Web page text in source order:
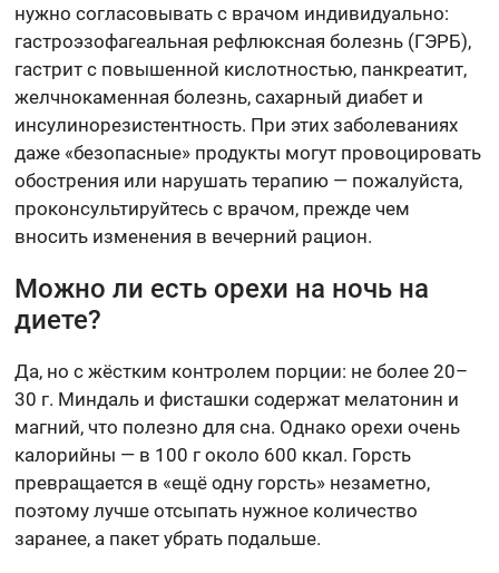
нужно согласовывать с врачом индивидуально:
гастроэзофагеальная рефлюксная болезнь (ГЭРБ),
гастрит с повышенной кислотностью, панкреатит,
желчнокаменная болезнь, сахарный диабет и
инсулинорезистентность. При этих заболеваниях
даже «безопасные» продукты могут провоцировать
обострения или нарушать терапию — пожалуйста,
проконсультируйтесь с врачом, прежде чем
вносить изменения в вечерний рацион.
Можно ли есть орехи на ночь на
диете?
Да, но с жёстким контролем порции: не более 20–
30 г. Миндаль и фисташки содержат мелатонин и
магний, что полезно для сна. Однако орехи очень
калорийны — в 100 г около 600 ккал. Горсть
превращается в «ещё одну горсть» незаметно,
поэтому лучше отсыпать нужное количество
заранее, а пакет убрать подальше.